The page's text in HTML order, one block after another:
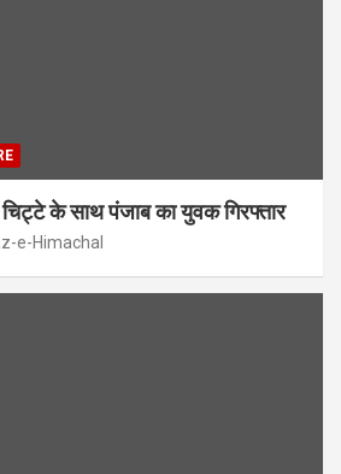
के साथ पंजाब का युवक गिरफ्तार
e-Himachal